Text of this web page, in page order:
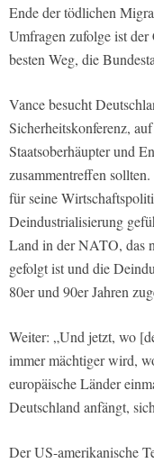
Ende der tödlichen
Umfragen zufolge ist
besten Weg, die
Vance besucht
Sicherheitskonferenz,
Staatsoberhäupter und
zusammentreffen
für seine
Deindustrialisierung
Land in der NATO, das
gefolgt ist und die
80er und 90er Jahren
Weiter: „Und jetzt, wo
immer mächtiger wird,
europäische Länder
Deutschland anfängt,
Der US-amerikanische